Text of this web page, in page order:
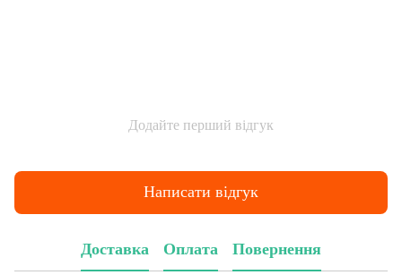
Додайте перший відгук
Написати відгук
Доставка Оплата Повернення